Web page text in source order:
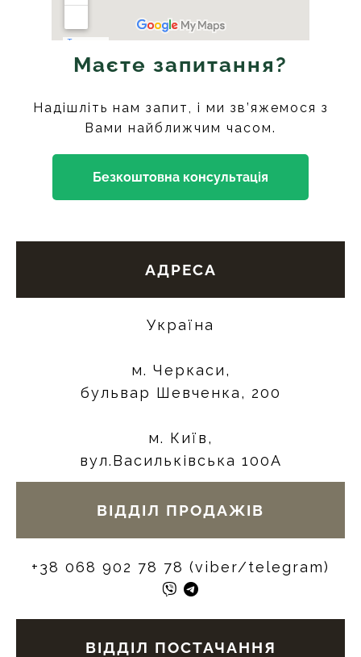
Маєте запитання?
Надішліть нам запит, і ми зв’яжемося з
Вами найближчим часом.
Безкоштовна консультація
АДРЕСА
Україна
м. Черкаси,
бульвар Шевченка, 200
м. Київ,
вул.Васильківська 100А
ВІДДІЛ ПРОДАЖІВ
+38 068 902 78 78 (viber/telegram)
ВІДДІЛ ПОСТАЧАННЯ